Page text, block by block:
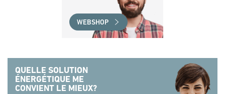
WEBSHOP
QUELLE SOLUTION
ÉNERGÉTIQUE ME
CONVIENT LE MIEUX?